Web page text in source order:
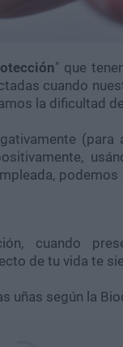
" que
cuando
la dificultad
(para
cuando
de tu vida te
uñas según la